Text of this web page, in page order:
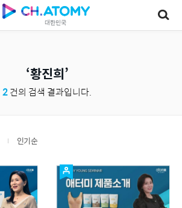
대한민국
황진희
2건의 검색 결과입니다.
인기순